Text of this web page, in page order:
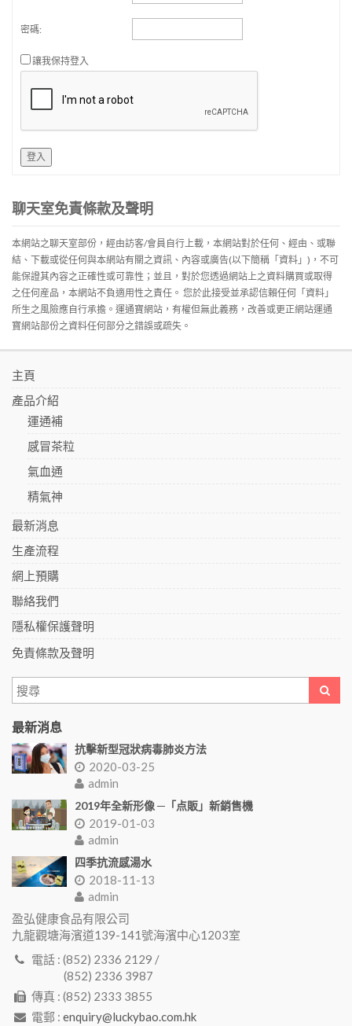
密碼:
讓我保持登入
登入
聊天室免責條款及聲明
本網站之聊天室部份，經由訪客/會員自行上載，本網站對於任何、經由、或聯
結、下載或從任何與本網站有關之資訊、內容或廣告(以下簡稱「資料」)，不可
能保證其內容之正確性或可靠性；並且，對於您透過網站上之資料購買或取得
之任何産品，本網站不負適用性之責任。 您於此接受並承認信賴任何「資料」
所生之風險應自行承擔。運通寶網站，有權但無此義務，改善或更正網站運通
寶網站部份之資料任何部分之錯誤或疏失。
主頁
產品介紹
運通補
感冒茶粒
氣血通
精氣神
最新消息
生產流程
網上預購
聯絡我們
隱私權保護聲明
免責條款及聲明
最新消息
抗擊新型冠狀病毒肺炎方法
2020-03-25
admin
2019年全新形像 ─「点販」新銷售機
2019-01-03
admin
四季抗流感湯水
2018-11-13
admin
盈弘健康食品有限公司
九龍觀塘海濱道139-141號海濱中心1203室
電話 : (852) 2336 2129 /
(852) 2336 3987
傳真 : (852) 2333 3855
電郵 : enquiry@luckybao.com.hk